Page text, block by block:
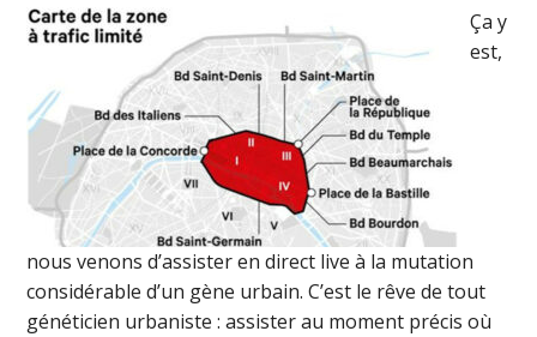
Ça y
est,
nous venons d’assister en direct live à la mutation
considérable d’un gène urbain. C’est le rêve de tout
généticien urbaniste : assister au moment précis où